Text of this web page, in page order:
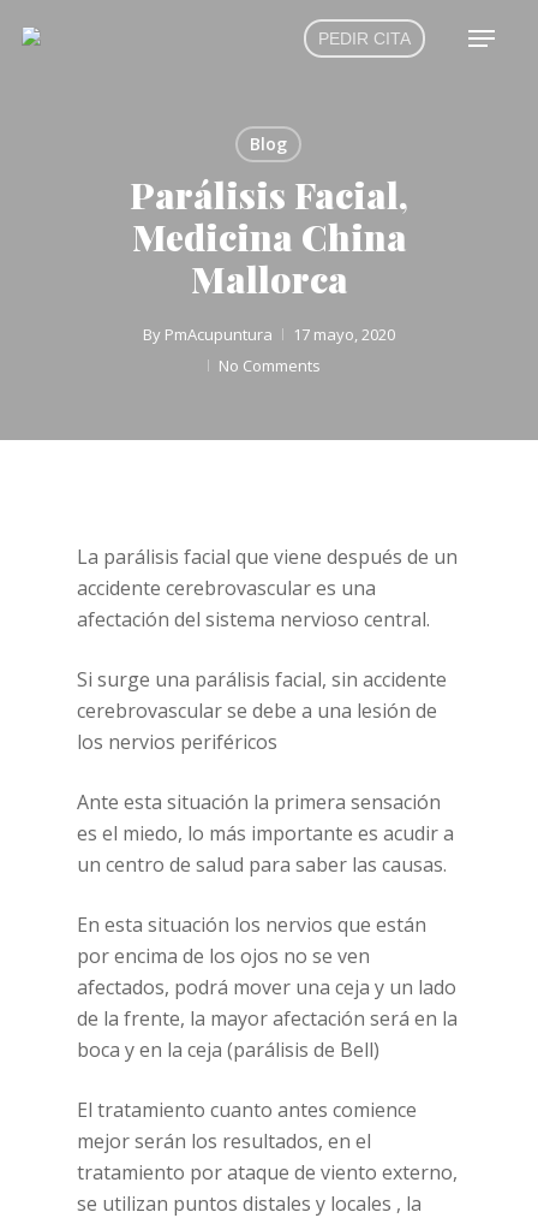
PEDIR CITA Menu
Blog
Parálisis Facial,
Medicina China
Mallorca
By PmAcupuntura
17 mayo, 2020
No Comments
La parálisis facial que viene después de un
accidente cerebrovascular es una
afectación del sistema nervioso central.
Si surge una parálisis facial, sin accidente
cerebrovascular se debe a una lesión de
los nervios periféricos
Ante esta situación la primera sensación
es el miedo, lo más importante es acudir a
un centro de salud para saber las causas.
En esta situación los nervios que están
por encima de los ojos no se ven
afectados, podrá mover una ceja y un lado
de la frente, la mayor afectación será en la
boca y en la ceja (parálisis de Bell)
El tratamiento cuanto antes comience
mejor serán los resultados, en el
tratamiento por ataque de viento externo,
se utilizan puntos distales y locales , la